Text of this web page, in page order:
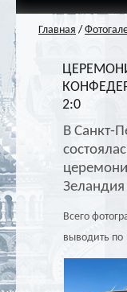
Главная /
2:0
В Санкт-
Всего
выводить по